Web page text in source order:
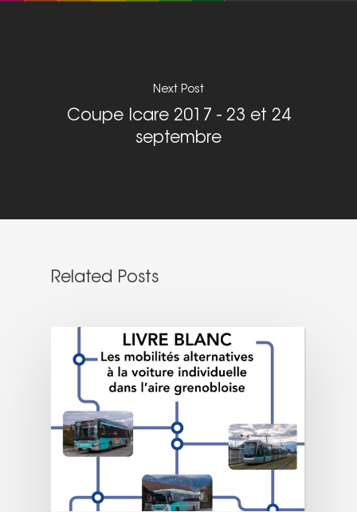
Next Post
Coupe Icare 2017 - 23 et 24
septembre
Related Posts